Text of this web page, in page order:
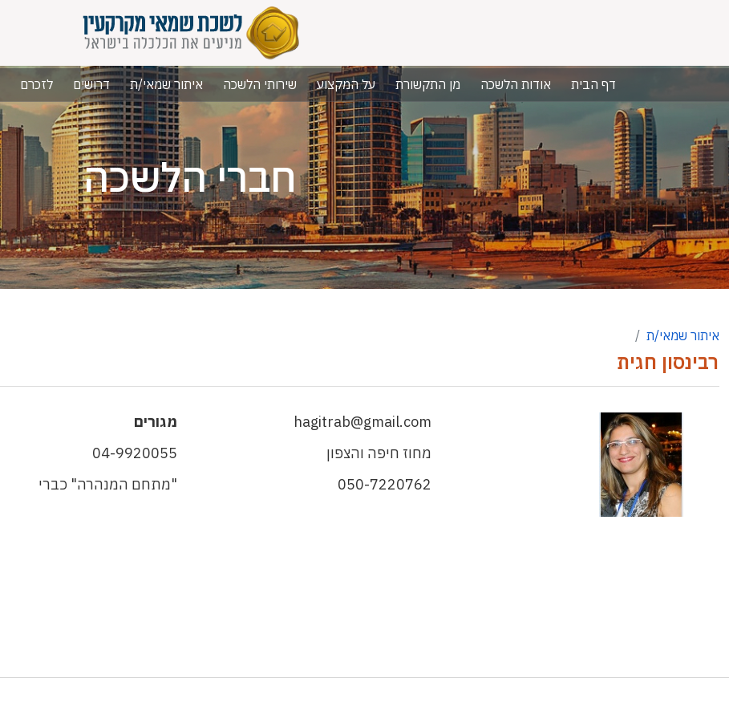
דף הבית אודות הלשכה מן התקשורת על המקצוע שירותי הלשכה איתור שמאי/ת דרושים לזכרם
חברי הלשכה
איתור שמאי/ת
רבינסון חגית
hagitrab@gmail.com
מחוז חיפה והצפון
050-7220762
מגורים
04-9920055
"מתחם המנהרה" כברי